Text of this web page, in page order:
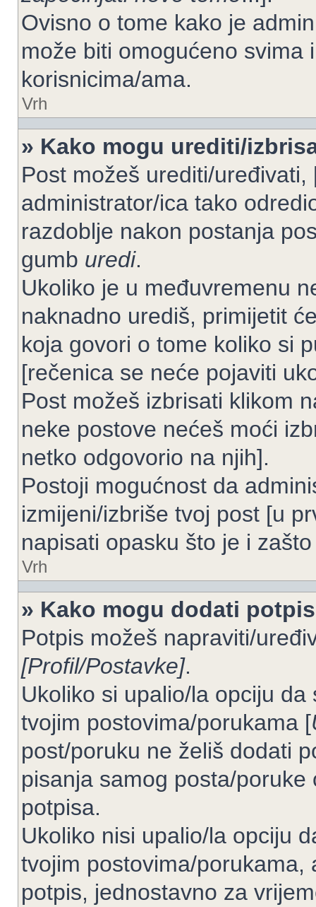
Ovisno o tome kako je
može biti omogućeno svima
korisnicima/ama.
Vrh
» Kako mogu urediti/
Post možeš urediti/
administrator/ica tako
razdoblje nakon postanja
gumb uredi.
Ukoliko je u međuvremenu
naknadno urediš, primijetit
koja govori o tome koliko si
[rečenica se neće pojaviti
Post možeš izbrisati klikom
neke postove nećeš moći
netko odgovorio na njih].
Postoji mogućnost da
izmijeni/izbriše tvoj post [u
napisati opasku što je i
Vrh
» Kako mogu dodati
Potpis možeš napraviti/
[Profil/Postavke].
Ukoliko si upalio/la opciju
tvojim postovima/porukama [
post/poruku ne želiš dodati
pisanja samog posta/
potpisa.
Ukoliko nisi upalio/la opciju
tvojim postovima/
potpis, jednostavno za